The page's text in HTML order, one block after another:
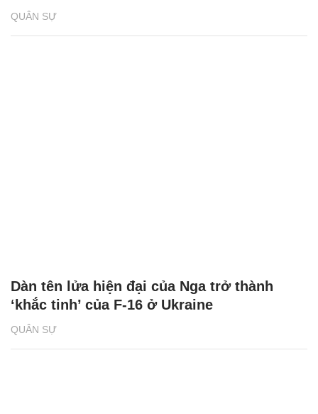
QUÂN SỰ
QUÂN SỰ
Dàn tên lửa hiện đại của Nga trở thành
‘khắc tinh’ của F-16 ở Ukraine